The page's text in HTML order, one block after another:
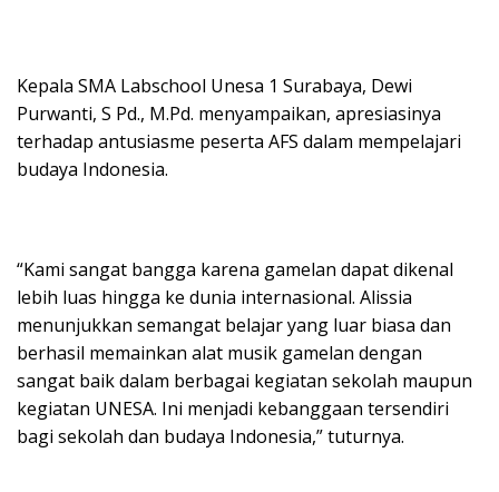
Kepala SMA Labschool Unesa 1 Surabaya, Dewi
Purwanti, S Pd., M.Pd. menyampaikan, apresiasinya
terhadap antusiasme peserta AFS dalam mempelajari
budaya Indonesia.
“Kami sangat bangga karena gamelan dapat dikenal
lebih luas hingga ke dunia internasional. Alissia
menunjukkan semangat belajar yang luar biasa dan
berhasil memainkan alat musik gamelan dengan
sangat baik dalam berbagai kegiatan sekolah maupun
kegiatan UNESA. Ini menjadi kebanggaan tersendiri
bagi sekolah dan budaya Indonesia,” tuturnya.